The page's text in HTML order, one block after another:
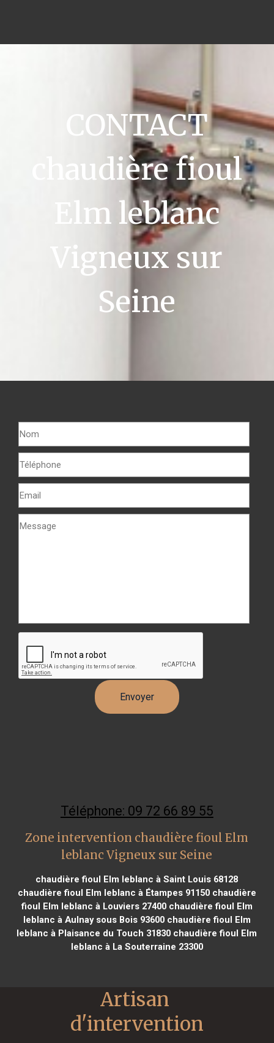
CONTACT
chaudière fioul
Elm leblanc
Vigneux sur
Seine
Téléphone: 09 72 66 89 55
Zone intervention chaudière fioul Elm
leblanc Vigneux sur Seine
chaudière fioul Elm leblanc à Saint Louis 68128
chaudière fioul Elm leblanc à Étampes 91150chaudière
fioul Elm leblanc à Louviers 27400chaudière fioul Elm
leblanc à Aulnay sous Bois 93600chaudière fioul Elm
leblanc à Plaisance du Touch 31830 chaudière fioul Elm
leblanc à La Souterraine 23300
Artisan
d'intervention